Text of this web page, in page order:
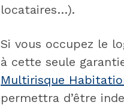
locataires…).
Si vous occupez le
à cette seule
Multirisque
permettra d’être